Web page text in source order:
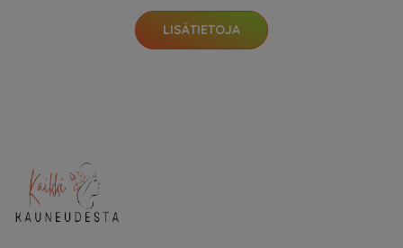
LISÄTIETOJA